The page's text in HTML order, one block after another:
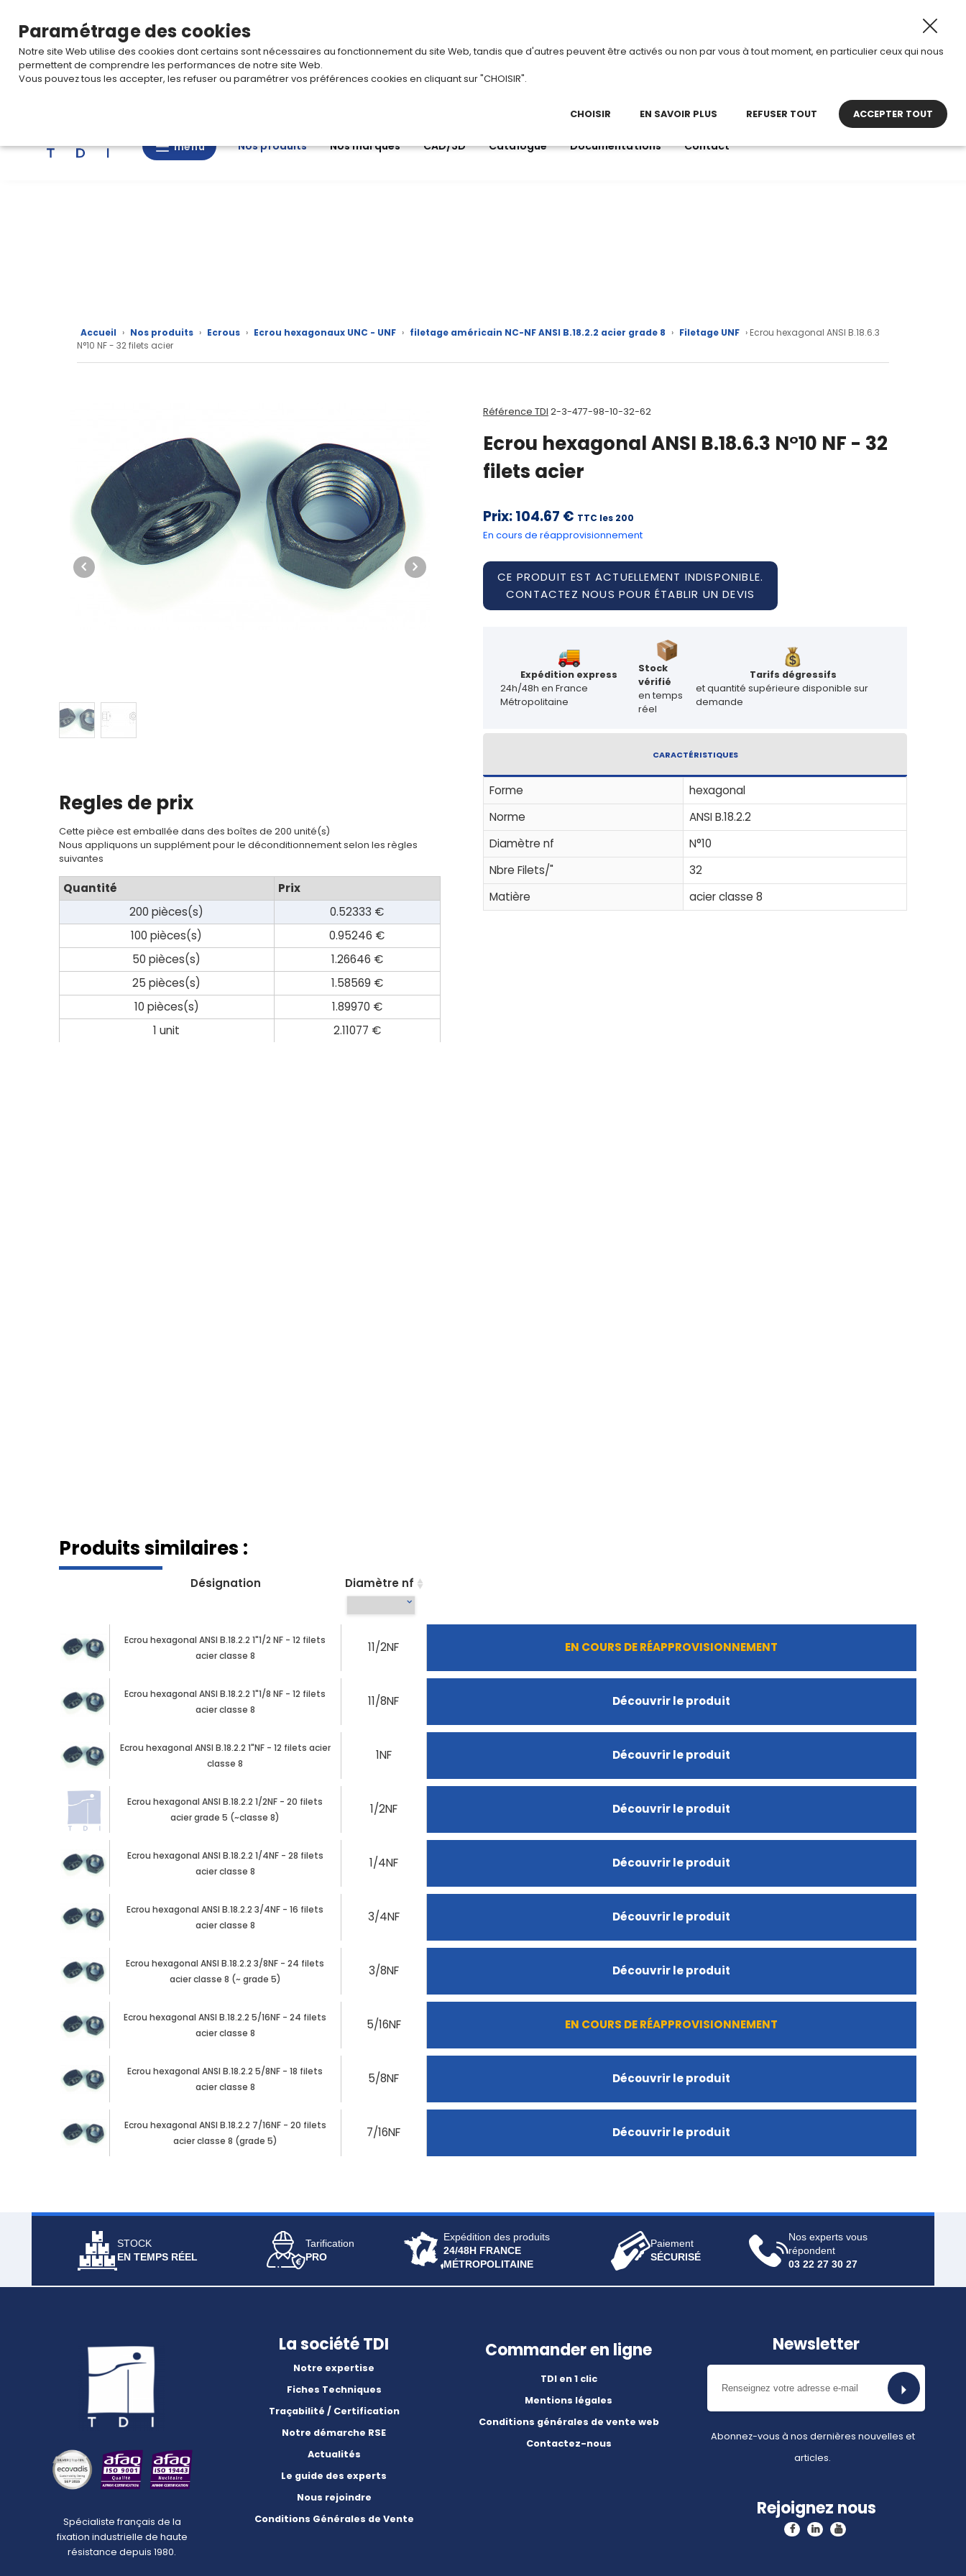
Du 3 au 28 août 2026, TDI passe en mode été. Horaires d’ouverture :
produits
Catalogue
Documentations
compte
menu
menu Nos produits Nos marques CAD/3D Catalogue Documentations Contact
Accueil › Nos produits › Ecrous › Ecrou hexagonaux UNC - UNF › filetage américain NC-NF ANSI B.18.2.2 acier grade 8 › Filetage UNF › Ecrou hexagonal ANSI B.18.6.3
N°10 NF - 32 filets acier
Regles de prix
Cette pièce est emballée dans des boîtes de 200 unité(s)
Nous appliquons un supplément pour le déconditionnement selon les règles
suivantes
Quantité
Prix
200 pièces(s)
0.52333 €
100 pièces(s)
0.95246 €
50 pièces(s)
1.26646 €
25 pièces(s)
1.58569 €
10 pièces(s)
1.89970 €
1 unit
2.11077 €
Référence TDI 2-3-477-98-10-32-62
Ecrou hexagonal ANSI B.18.6.3 N°10 NF - 32
filets acier
Prix:104.67 € TTC les 200
En cours de réapprovisionnement
CE PRODUIT EST ACTUELLEMENT INDISPONIBLE.
CONTACTEZ NOUS POUR ÉTABLIR UN DEVIS
Expédition express
24h/48h en France
Métropolitaine
Stock
vérifié
en temps
réel
Tarifs dégressifs
et quantité supérieure disponible sur
demande
CARACTÉRISTIQUES
Forme
hexagonal
Norme
ANSI B.18.2.2
Diamètre nf
N°10
Nbre Filets/"
32
Matière
acier classe 8
Produits similaires :
Désignation Diamètre nf
Ecrou hexagonal ANSI B.18.2.2 1"1/2 NF - 12 filets
acier classe 8
11/2NF EN COURS DE RÉAPPROVISIONNEMENT
Ecrou hexagonal ANSI B.18.2.2 1"1/8 NF - 12 filets
acier classe 8
11/8NF Découvrir le produit
Ecrou hexagonal ANSI B.18.2.2 1"NF - 12 filets acier
classe 8
1NF Découvrir le produit
Ecrou hexagonal ANSI B.18.2.2 1/2NF - 20 filets
acier grade 5 (~classe 8)
1/2NF Découvrir le produit
Ecrou hexagonal ANSI B.18.2.2 1/4NF - 28 filets
acier classe 8
1/4NF Découvrir le produit
Ecrou hexagonal ANSI B.18.2.2 3/4NF - 16 filets
acier classe 8
3/4NF Découvrir le produit
Ecrou hexagonal ANSI B.18.2.2 3/8NF - 24 filets
acier classe 8 (~ grade 5)
3/8NF Découvrir le produit
Ecrou hexagonal ANSI B.18.2.2 5/16NF - 24 filets
acier classe 8
5/16NF EN COURS DE RÉAPPROVISIONNEMENT
Ecrou hexagonal ANSI B.18.2.2 5/8NF - 18 filets
acier classe 8
5/8NF Découvrir le produit
Ecrou hexagonal ANSI B.18.2.2 7/16NF - 20 filets
acier classe 8 (grade 5)
7/16NF Découvrir le produit
STOCK
EN TEMPS RÉEL
Tarification
PRO
Expédition des produits
24/48H FRANCE
MÉTROPOLITAINE
Paiement
SÉCURISÉ
Nos experts vous
répondent
03 22 27 30 27
Spécialiste français de la
fixation industrielle de haute
résistance depuis 1980.
La société TDI
Notre expertise
Fiches Techniques
Traçabilité / Certification
Notre démarche RSE
Actualités
Le guide des experts
Nous rejoindre
Conditions Générales de Vente
Commander en ligne
TDI en 1 clic
Mentions légales
Conditions générales de vente web
Contactez-nous
Newsletter
Abonnez-vous à nos dernières nouvelles et
articles.
Rejoignez nous
Paramétrage des cookies
Notre site Web utilise des cookies dont certains sont nécessaires au fonctionnement du site Web, tandis que d'autres peuvent être activés ou non par vous à tout moment, en particulier ceux qui nous
permettent de comprendre les performances de notre site Web.
Vous pouvez tous les accepter, les refuser ou paramétrer vos préférences cookies en cliquant sur "CHOISIR".
CHOISIR EN SAVOIR PLUS REFUSER TOUT ACCEPTER TOUT